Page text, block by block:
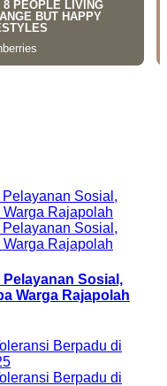
Sosial,
Warga Rajapolah